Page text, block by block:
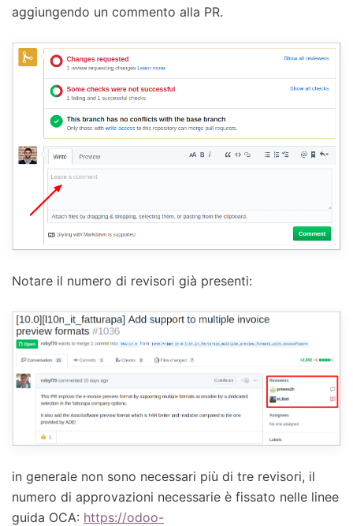
aggiungendo un commento alla PR.
Notare il numero di revisori già presenti:
in generale non sono necessari più di tre revisori, il
numero di approvazioni necessarie è fissato nelle linee
guida OCA: https://odoo-